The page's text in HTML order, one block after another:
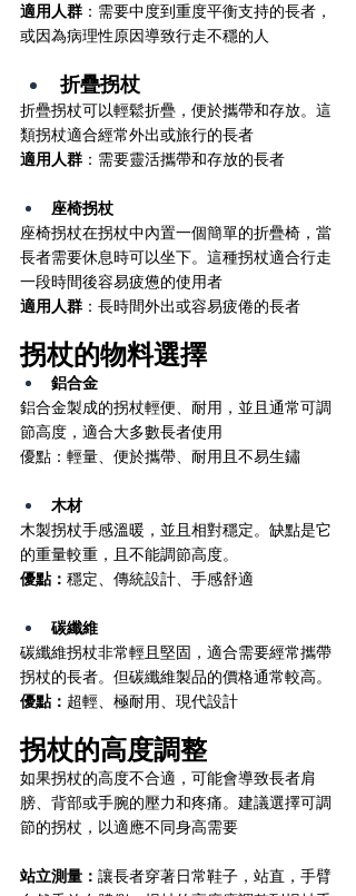
適用人群 ：需要中度到重度平衡支持的長者，
或因為病理性原因導致行走不穩的人
折疊拐杖
折疊拐杖可以輕鬆折疊，便於攜帶和存放。這
類拐杖適合經常外出或旅行的長者
適用人群 ：需要靈活攜帶和存放的長者
座椅拐杖
座椅拐杖在拐杖中內置一個簡單的折疊椅，當
長者需要休息時可以坐下。這種拐杖適合行走
一段時間後容易疲憊的使用者
適用人群 ：長時間外出或容易疲倦的長者
拐杖的物料選擇
鋁合金
鋁合金製成的拐杖輕便、耐用，並且通常可調
節高度，適合大多數長者使用
優點：輕量、便於攜帶、耐用且不易生鏽
木材
木製拐杖手感溫暖，並且相對穩定。缺點是它
的重量較重，且不能調節高度。
優點： 穩定、傳統設計、手感舒適
碳纖維
碳纖維拐杖非常輕且堅固，適合需要經常攜帶
拐杖的長者。但碳纖維製品的價格通常較高。
優點： 超輕、極耐用、現代設計
拐杖的高度調整
如果拐杖的高度不合適，可能會導致長者肩
膀、背部或手腕的壓力和疼痛。建議選擇可調
節的拐杖，以適應不同身高需要
站立測量： 讓長者穿著日常鞋子，站直，手臂